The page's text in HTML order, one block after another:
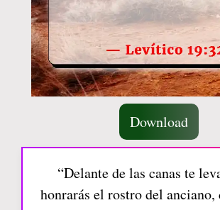
Download
“Delante de las canas te
honrarás el rostro del anciano,